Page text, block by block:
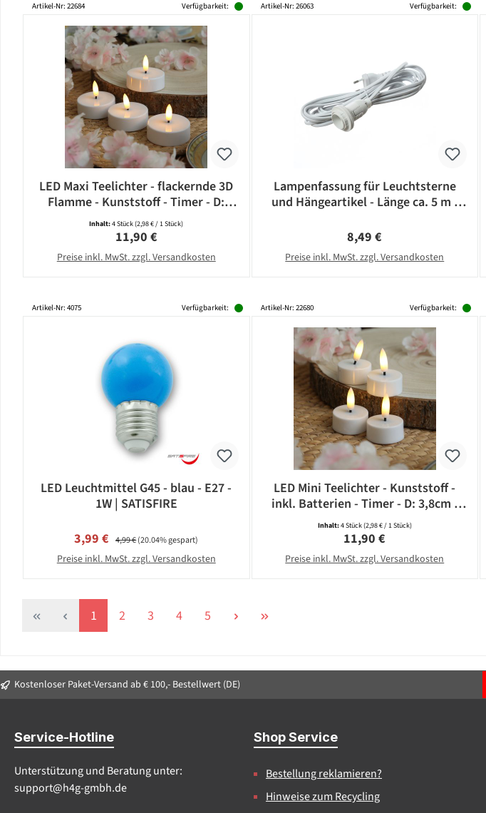
Artikel-Nr: 22684 Verfügbarkeit:
LED Maxi Teelichter - flackernde 3D
Flamme - Kunststoff - Timer - D:
5,8cm - weiß - 4er Set
Inhalt:4 Stück(2,98 € / 1 Stück)
Regulärer Preis:
11,90 €
Preise inkl. MwSt. zzgl. Versandkosten
Artikel-Nr: 26063 Verfügbarkeit:
Lampenfassung für Leuchtsterne
und Hängeartikel - Länge ca. 5 m -
Regulärer Preis:
8,49 €
Preise inkl. MwSt. zzgl. Versandkosten
Artikel-Nr: 4075 Verfügbarkeit:
LED Leuchtmittel G45 - blau - E27 -
1W | SATISFIRE
Verkaufspreis:
3,99 € Regulärer Preis:
4,99 €(20.04% gespart)
Preise inkl. MwSt. zzgl. Versandkosten
Artikel-Nr: 22680 Verfügbarkeit:
LED Mini Teelichter - Kunststoff -
inkl. Batterien - Timer - D: 3,8cm -
weiß - 4 Stück
Inhalt:4 Stück(2,98 € / 1 Stück)
Regulärer Preis:
11,90 €
Preise inkl. MwSt. zzgl. Versandkosten
Seite
1 Seite
2 Seite
3 Seite
4 Seite
5
Kostenloser Paket-Versand ab € 100,- Bestellwert (DE)
Service-Hotline
Unterstützung und Beratung unter:
support@h4g-gmbh.de
Shop Service
Bestellung reklamieren?
Hinweise zum Recycling